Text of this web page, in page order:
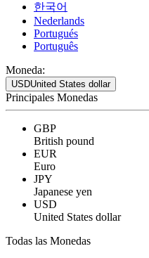
한국어
Nederlands
Portugués
Português
Moneda:
USDUnited States dollar
Principales Monedas
GBP
British pound
EUR
Euro
JPY
Japanese yen
USD
United States dollar
Todas las Monedas